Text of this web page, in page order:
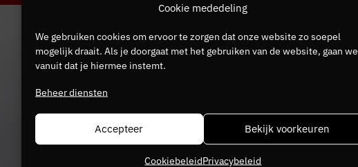
Cookie mededeling
We gebruiken cookies om ervoor te zorgen dat onze website zo soepel
mogelijk draait. Als je doorgaat met het gebruiken van de website, gaan
vanuit dat je hiermee instemt.
Beheer diensten
Accepteer Bekijk voorkeuren
CookiebeleidPrivacybeleid